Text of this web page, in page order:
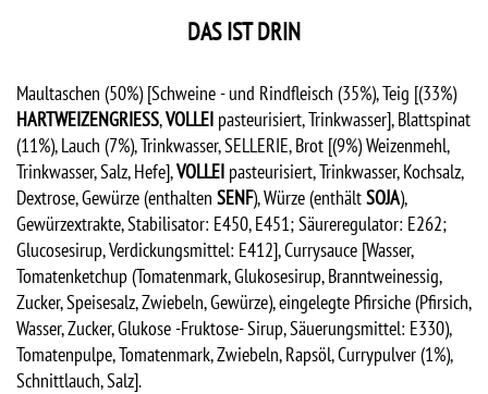
DAS IST DRIN
Maultaschen (50%) [Schweine - und Rindfleisch (35%), Teig [(33%)
HARTWEIZENGRIESS,VOLLEI pasteurisiert, Trinkwasser], Blattspinat
(11%), Lauch (7%), Trinkwasser, SELLERIE, Brot [(9%) Weizenmehl,
Trinkwasser, Salz, Hefe],VOLLEI pasteurisiert, Trinkwasser, Kochsalz,
Dextrose, Gewürze (enthalten SENF), Würze (enthältSOJA),
Gewürzextrakte, Stabilisator: E450, E451; Säureregulator: E262;
Glucosesirup, Verdickungsmittel: E412], Currysauce [Wasser,
Tomatenketchup (Tomatenmark, Glukosesirup, Branntweinessig,
Zucker, Speisesalz, Zwiebeln, Gewürze), eingelegte Pfirsiche (Pfirsich,
Wasser, Zucker, Glukose -Fruktose- Sirup, Säuerungsmittel: E330),
Tomatenpulpe, Tomatenmark, Zwiebeln, Rapsöl, Currypulver (1%),
Schnittlauch, Salz].